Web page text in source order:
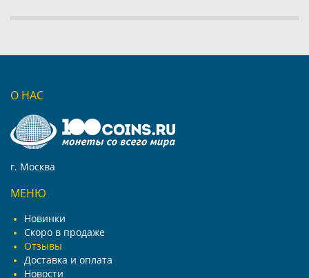
О НАС
г. Москва
МЕНЮ
Новинки
Скоро в продаже
Отзывы
Доставка и оплата
Новости